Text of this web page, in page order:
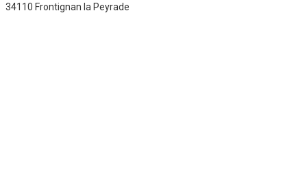
34110 Frontignan la Peyrade